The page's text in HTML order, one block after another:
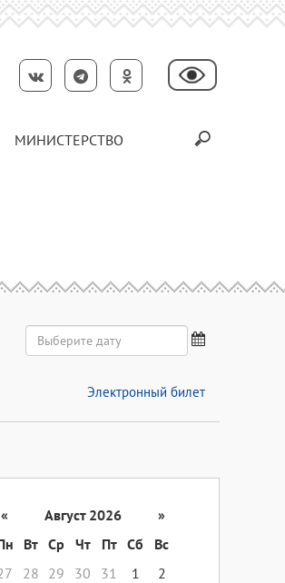
МИНИСТЕРСТВО
Электронный билет
« Август 2026
»
Вт Ср Чт Пт Сб
Вс
28 29 30 31 1
2